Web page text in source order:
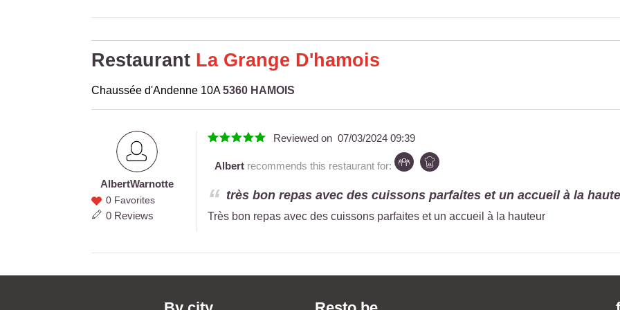
Restaurant La Grange D'hamois
Chaussée d'Andenne 10A 5360 HAMOIS
Albert
Warnotte
AlbertWarnotte
0 Favorites
0 Reviews
Reviewed on 07/03/2024 09:39
Albert recommends this restaurant for:
très bon repas avec des cuissons parfaites et un accueil à la
Très bon repas avec des cuissons parfaites et un accueil à la hauteur